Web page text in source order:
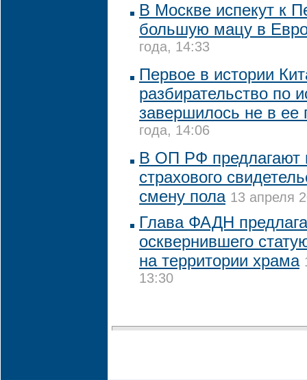
В Москве испекут к
большую мацу в
года, 14:33
Первое в истории
разбирательство по
завершилось не в ее
года, 14:06
В ОП РФ предлагают
страхового
смену пола 13 апреля
Глава ФАДН
осквернившего
на территории храма
13:30